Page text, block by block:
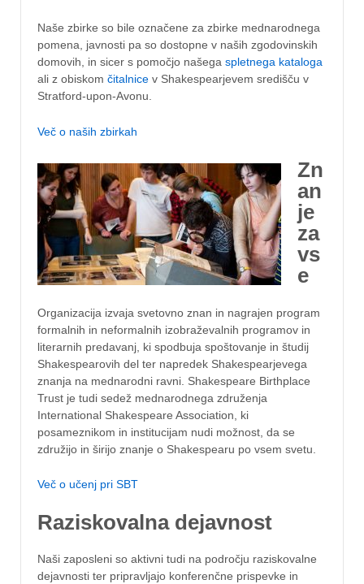
Naše zbirke so bile označene za zbirke mednarodnega
pomena, javnosti pa so dostopne v naših zgodovinskih
domovih, in sicer s pomočjo našega spletnega kataloga
ali z obiskom čitalnice v Shakespearjevem središču v
Stratford-upon-Avonu.
Več o naših zbirkah
Zn
an
je
za
vs
e
Organizacija izvaja svetovno znan in nagrajen program
formalnih in neformalnih izobraževalnih programov in
literarnih predavanj, ki spodbuja spoštovanje in študij
Shakespearovih del ter napredek Shakespearjevega
znanja na mednarodni ravni. Shakespeare Birthplace
Trust je tudi sedež mednarodnega združenja
International Shakespeare Association, ki
posameznikom in institucijam nudi možnost, da se
združijo in širijo znanje o Shakespearu po vsem svetu.
Več o učenj pri SBT
Raziskovalna dejavnost
Naši zaposleni so aktivni tudi na področju raziskovalne
dejavnosti ter pripravljajo konferenčne prispevke in